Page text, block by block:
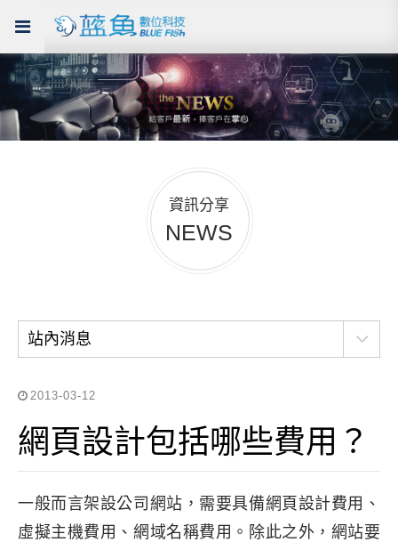
資訊分享
NEWS
站內消息
2013-03-12
網頁設計包括哪些費用？
一般而言架設公司網站，需要具備網頁設計費用、
虛擬主機費用、網域名稱費用。除此之外，網站要